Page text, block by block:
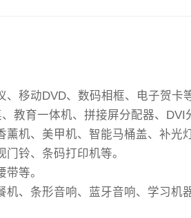
移动DVD、数码相框、电子贺卡等
教育一体机、拼接屏分配器、DVI
机、美甲机、智能马桶盖、补光
铃、条码打印机等。
等。
、条形音响、蓝牙音响、学习机